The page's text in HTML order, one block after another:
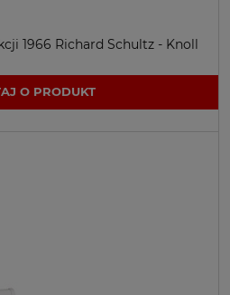
1966 Richard Schultz - Knoll
O PRODUKT